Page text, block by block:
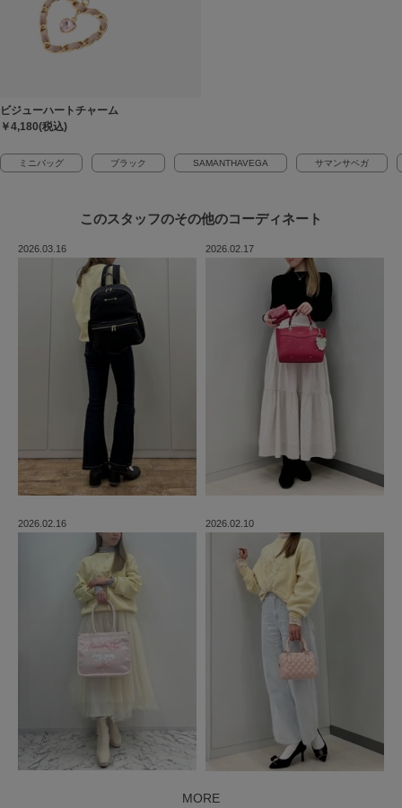
ビジューハートチャーム
￥4,180(税込)
ミニバッグ ブラック SAMANTHAVEGA サマンサベガ
このスタッフのその他のコーディネート
2026.03.16 2026.02.17
2026.02.16 2026.02.10
MORE